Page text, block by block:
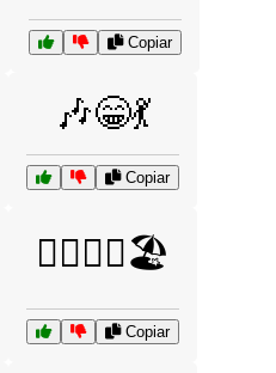
Copiar
🎶😁💃
Copiar
🏊‍♂️🏄‍♀️🏖️
Copiar